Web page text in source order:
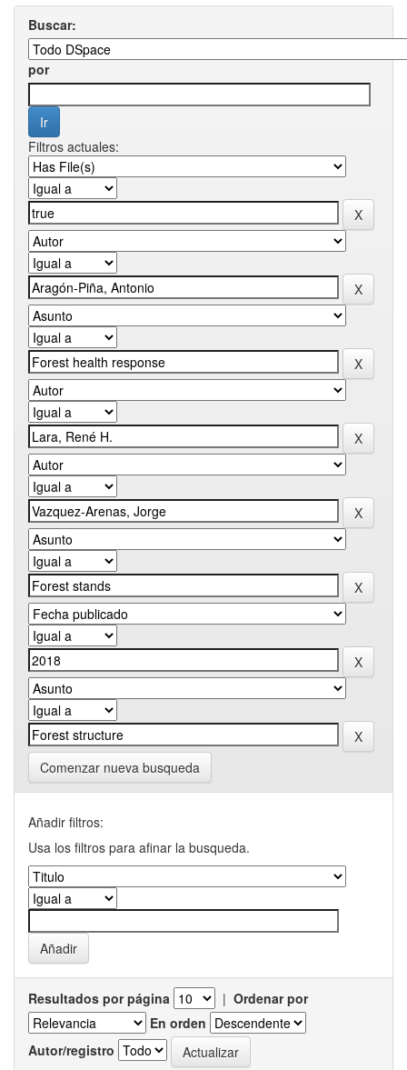
Buscar:
por
Filtros actuales:
Comenzar nueva busqueda
Añadir filtros:
Usa los filtros para afinar la busqueda.
Resultados por página | Ordenar por
En orden
Autor/registro